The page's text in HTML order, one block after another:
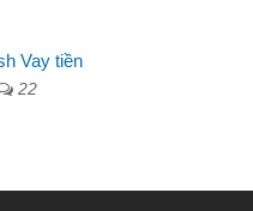
khi
trả
Vay tiền
22